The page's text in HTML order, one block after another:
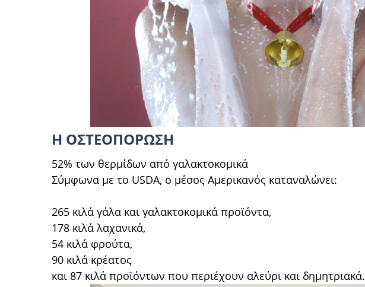
Η ΟΣΤΕΟΠΟΡΩΣΗ
52% των θερμίδων από γαλακτοκομικά
Σύμφωνα με το USDA, ο μέσος Αμερικανός καταναλώνει:
265 κιλά γάλα και γαλακτοκομικά προϊόντα,
178 κιλά λαχανικά,
54 κιλά φρούτα,
90 κιλά κρέατος
και 87 κιλά προϊόντων που περιέχουν αλεύρι και δημητριακά.